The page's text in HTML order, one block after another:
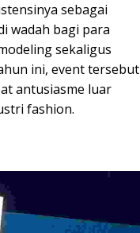
sebagai
wadah bagi para
sekaligus
ini, event tersebut
antusiasme luar
fashion.